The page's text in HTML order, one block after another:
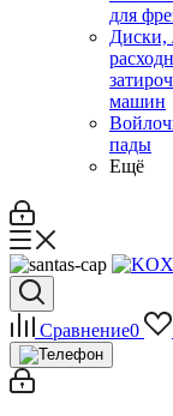
для
Диски,
машин
пады
Ещё
Сравнение0